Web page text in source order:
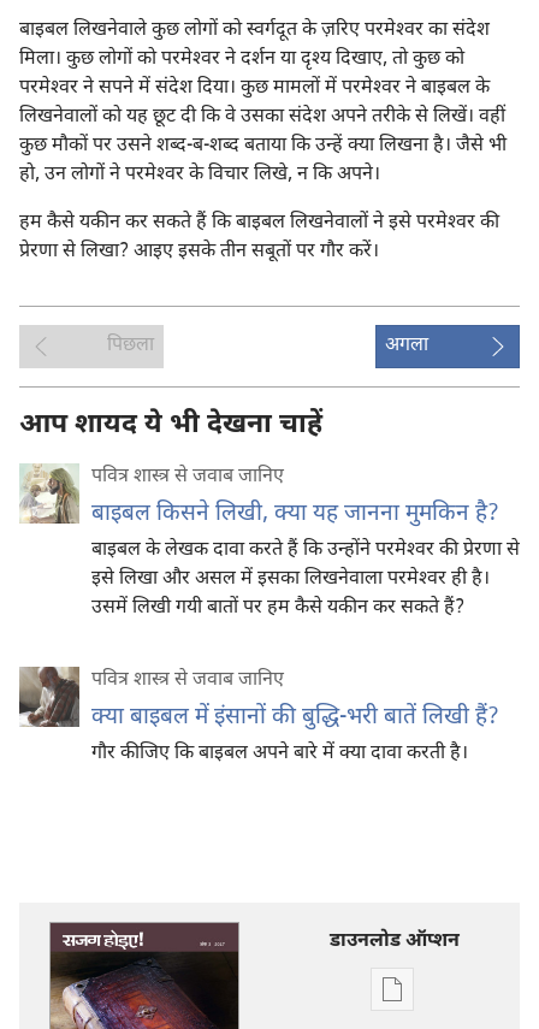
बाइबल लिखनेवाले कुछ लोगों को स्वर्गदूत के ज़रिए परमेश्‍वर का संदेश
मिला। कुछ लोगों को परमेश्‍वर ने दर्शन या दृश्‍य दिखाए, तो कुछ को
परमेश्‍वर ने सपने में संदेश दिया। कुछ मामलों में परमेश्‍वर ने बाइबल के
लिखनेवालों को यह छूट दी कि वे उसका संदेश अपने तरीके से लिखें। वहीं
कुछ मौकों पर उसने शब्द-ब-शब्द बताया कि उन्हें क्या लिखना है। जैसे भी
हो, उन लोगों ने परमेश्‍वर के विचार लिखे, न कि अपने।
हम कैसे यकीन कर सकते हैं कि बाइबल लिखनेवालों ने इसे परमेश्‍वर की
प्रेरणा से लिखा? आइए इसके तीन सबूतों पर गौर करें।
पिछला अगला
आप शायद ये भी देखना चाहें
पवित्र शास्त्र से जवाब जानिए
बाइबल किसने लिखी, क्या यह जानना मुमकिन है?
बाइबल के लेखक दावा करते हैं कि उन्होंने परमेश्‍वर की प्रेरणा से
इसे लिखा और असल में इसका लिखनेवाला परमेश्‍वर ही है।
उसमें लिखी गयी बातों पर हम कैसे यकीन कर सकते हैं?
पवित्र शास्त्र से जवाब जानिए
क्या बाइबल में इंसानों की बुद्धि-भरी बातें लिखी हैं?
गौर कीजिए कि बाइबल अपने बारे में क्या दावा करती है।
डाउनलोड ऑप्शन
डिजिटल